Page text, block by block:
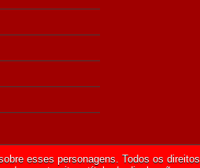
esses personagens. Todos os